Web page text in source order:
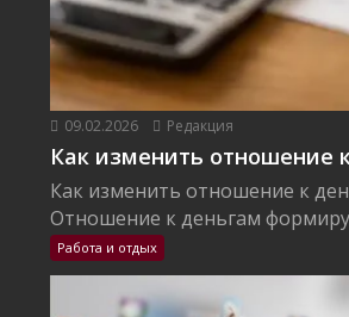
09.02.2026 Редакция
Как изменить отношение
Как изменить отношение к
Отношение к деньгам
Работа и отдых